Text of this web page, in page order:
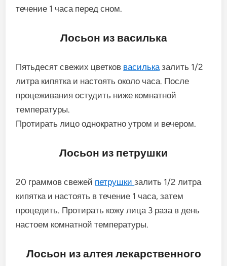
течение 1 часа перед сном.
Лосьон из василька
Пятьдесят свежих цветков василька залить 1/2
литра кипятка и настоять около часа. После
процеживания остудить ниже комнатной
температуры.
Протирать лицо однократно утром и вечером.
Лосьон из петрушки
20 граммов свежей петрушкизалить 1/2 литра
кипятка и настоять в течение 1 часа, затем
процедить. Протирать кожу лица 3 раза в день
настоем комнатной температуры.
Лосьон из алтея лекарственного